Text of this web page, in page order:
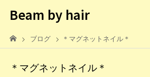
Beam by hair
ブログ ＊マグネットネイル＊
＊マグネットネイル＊